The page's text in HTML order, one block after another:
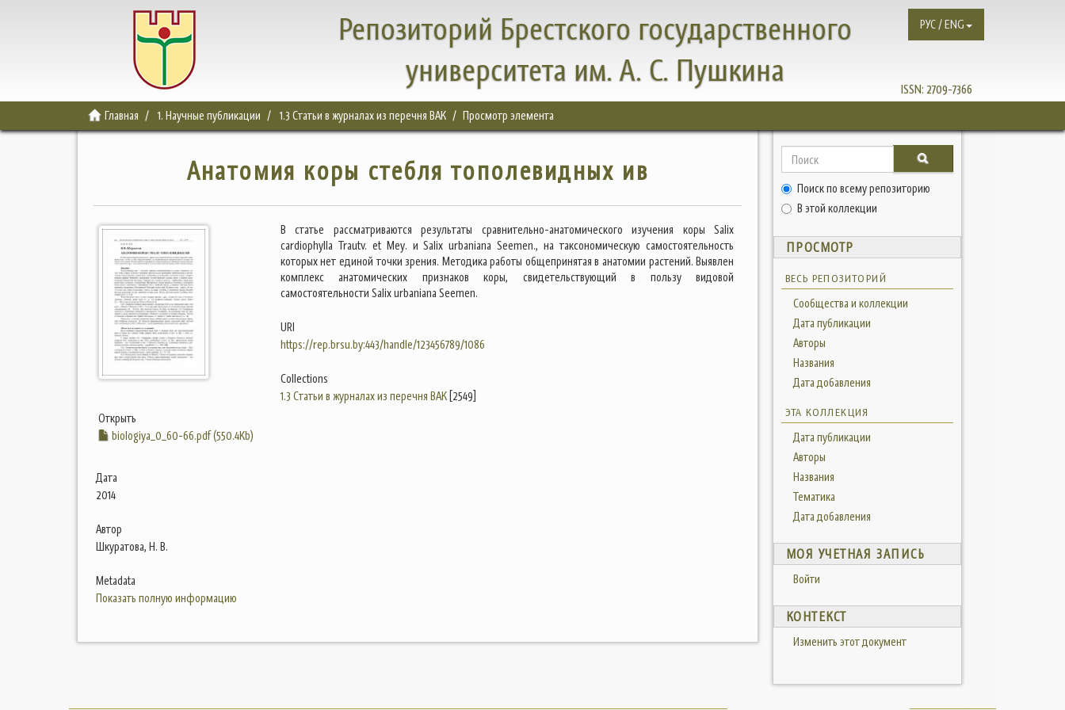
Репозиторий Брестского государственного
университета им. А. С. Пушкина
ISSN: 2709-7366
РУС / ENG
Главная 1. Научные публикации 1.3 Статьи в журналах из перечня ВАК Просмотр элемента
Анатомия коры стебля тополевидных ив
Открыть
biologiya_0_60-66.pdf (550.4Kb)
Дата
2014
Автор
Шкуратова, Н. В.
Metadata
Показать полную информацию
В статье рассматриваются результаты сравнительно-анатомического изучения коры Salix
cardiophylla Trautv. et Mey. и Salix urbaniana Seemen., на таксономическую самостоятельность
которых нет единой точки зрения. Методика работы общепринятая в анатомии растений. Выявлен
комплекс анатомических признаков коры, свидетельствующий в пользу видовой
самостоятельности Salix urbaniana Seemen.
URI
https://rep.brsu.by:443/handle/123456789/1086
Collections
1.3 Статьи в журналах из перечня ВАК[2549]
Поиск по всему репозиторию
В этой коллекции
ПРОСМОТР
ВЕСЬ РЕПОЗИТОРИЙ
Сообщества и коллекции
Дата публикации
Авторы
Названия
Дата добавления
ЭТА КОЛЛЕКЦИЯ
Дата публикации
Авторы
Названия
Тематика
Дата добавления
МОЯ УЧЕТНАЯ ЗАПИСЬ
Войти
КОНТЕКСТ
Изменить этот документ